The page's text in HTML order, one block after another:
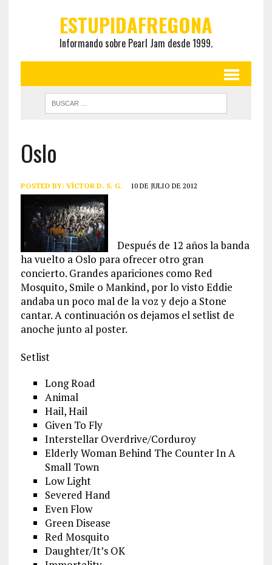
ESTUPIDAFREGONA
Informando sobre Pearl Jam desde 1999.
Oslo
POSTED BY: VÍCTOR D. S. G. 10 DE JULIO DE 2012
Después de 12 años la banda
ha vuelto a Oslo para ofrecer otro gran
concierto. Grandes apariciones como Red
Mosquito, Smile o Mankind, por lo visto Eddie
andaba un poco mal de la voz y dejo a Stone
cantar. A continuación os dejamos el setlist de
anoche junto al poster.
Setlist
Long Road
Animal
Hail, Hail
Given To Fly
Interstellar Overdrive/Corduroy
Elderly Woman Behind The Counter In A
Small Town
Low Light
Severed Hand
Even Flow
Green Disease
Red Mosquito
Daughter/It’s OK